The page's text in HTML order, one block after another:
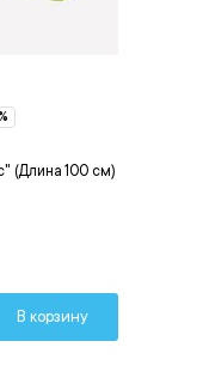
(Длина 100 см)
В корзину